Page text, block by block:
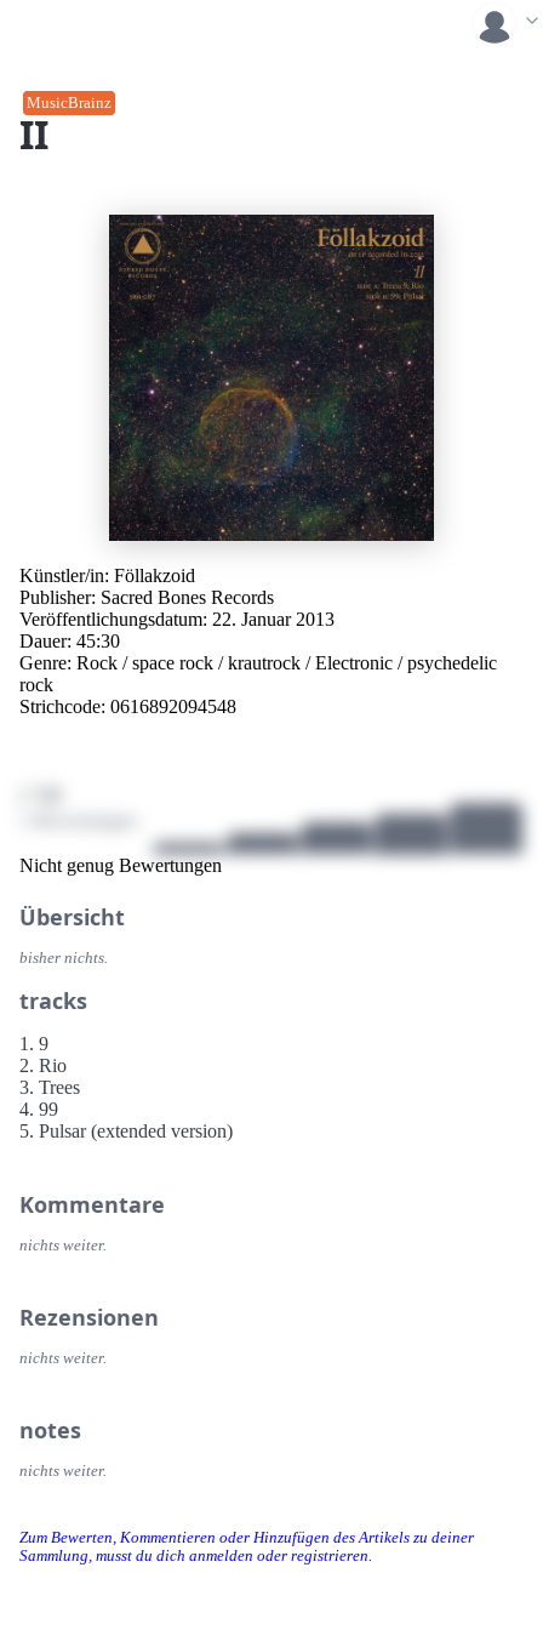
II
MusicBrainz
Zum Bewerten, Kommentieren oder Hinzufügen des Artikels zu deiner
Sammlung, musst du dich anmelden oder registrieren.
Künstler/in: Föllakzoid
Publisher: Sacred Bones Records
Veröffentlichungsdatum: 22. Januar 2013
Dauer: 45:30
Genre: Rock /space rock /krautrock /Electronic /psychedelic
rock
Strichcode: 0616892094548
Nicht genug Bewertungen
Übersicht
bisher nichts.
tracks
1. 9
2. Rio
3. Trees
4. 99
5. Pulsar (extended version)
Kommentare
nichts weiter.
Rezensionen
nichts weiter.
notes
nichts weiter.